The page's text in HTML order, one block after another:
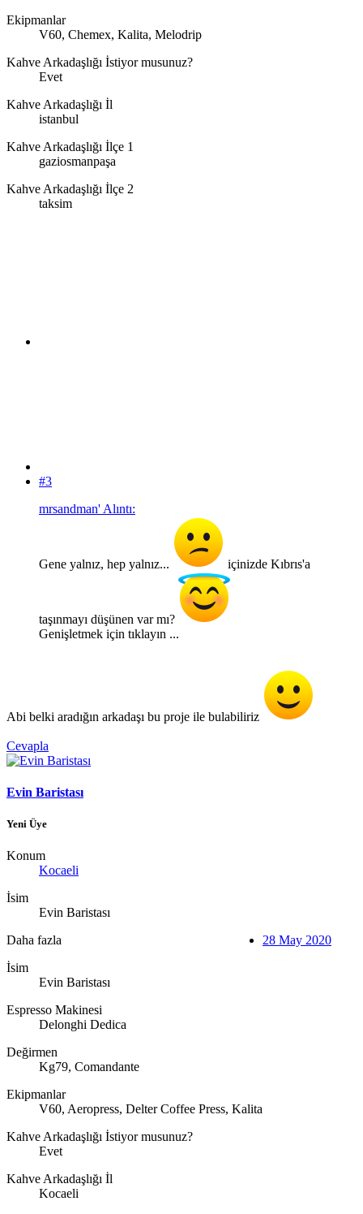
Ekipmanlar
V60, Chemex, Kalita, Melodrip
Kahve Arkadaşlığı İstiyor musunuz?
Evet
Kahve Arkadaşlığı İl
istanbul
Kahve Arkadaşlığı İlçe 1
gaziosmanpaşa
Kahve Arkadaşlığı İlçe 2
taksim
#3
mrsandman' Alıntı:
Gene yalnız, hep yalnız... içinizde Kıbrıs'a
taşınmayı düşünen var mı?
Genişletmek için tıklayın ...
Abi belki aradığın arkadaşı bu proje ile bulabiliriz
Cevapla
Evin Baristası
Yeni Üye
Konum
Kocaeli
İsim
Evin Baristası
Daha fazla
İsim
Evin Baristası
Espresso Makinesi
Delonghi Dedica
Değirmen
Kg79, Comandante
Ekipmanlar
V60, Aeropress, Delter Coffee Press, Kalita
Kahve Arkadaşlığı İstiyor musunuz?
Evet
Kahve Arkadaşlığı İl
Kocaeli
28 May 2020